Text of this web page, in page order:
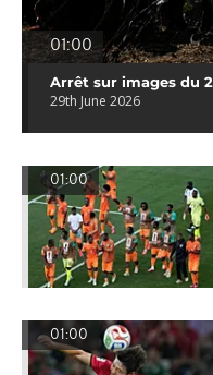
01:00
Arrêt sur images du
29th June 2026
01:00
01:00